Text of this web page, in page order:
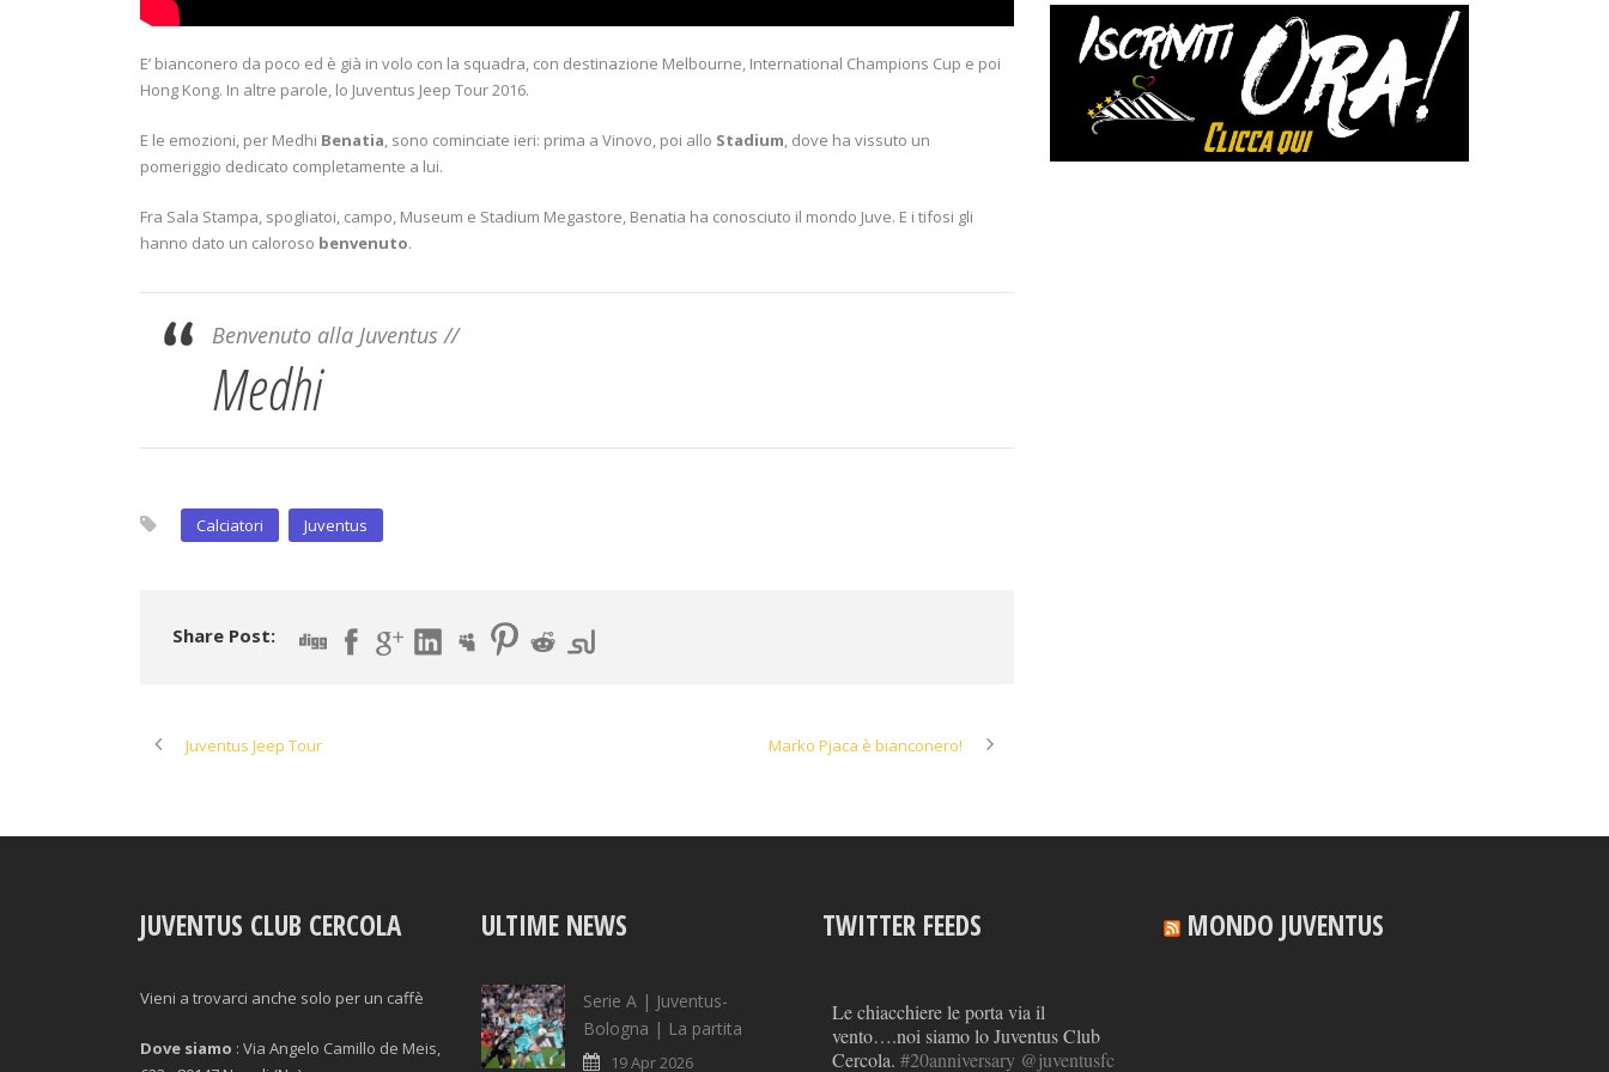
E’ bianconero da poco ed è già in volo con la squadra, con destinazione Melbourne, International Champions Cup e poi
Hong Kong. In altre parole, lo Juventus Jeep Tour 2016.
E le emozioni, per Medhi Benatia, sono cominciate ieri: prima a Vinovo, poi allo Stadium, dove ha vissuto un
pomeriggio dedicato completamente a lui.
Fra Sala Stampa, spogliatoi, campo, Museum e Stadium Megastore, Benatia ha conosciuto il mondo Juve. E i tifosi gli
hanno dato un caloroso benvenuto.
Benvenuto alla Juventus //
Medhi
Calciatori Juventus
Share Post:
Juventus Jeep Tour Marko Pjaca è bianconero!
JUVENTUS CLUB CERCOLA
Vieni a trovarci anche solo per un caffè
Dove siamo : Via Angelo Camillo de Meis,
ULTIME NEWS
Serie A | Juventus-
Bologna | La partita
19 Apr 2026
TWITTER FEEDS
Le chiacchiere le porta via il
vento….noi siamo lo Juventus Club
Cercola. #20anniversary @juventusfc
MONDO JUVENTUS